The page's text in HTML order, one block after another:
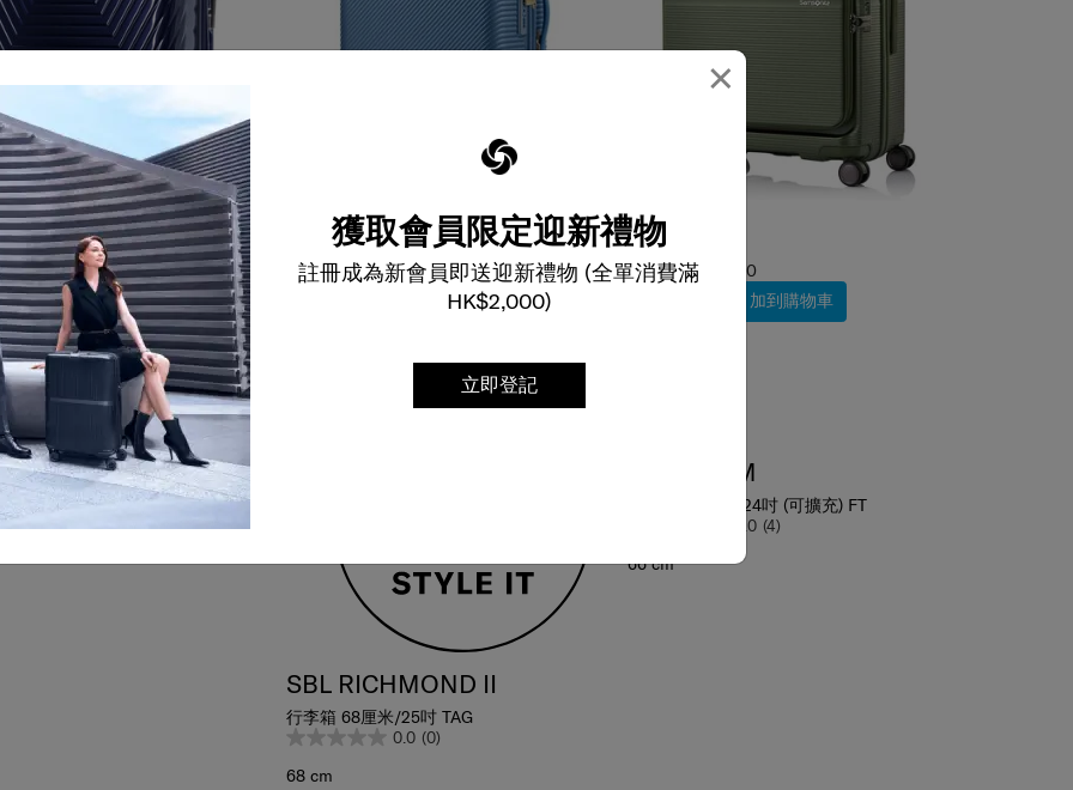
×
獲取會員限定迎新禮物
註冊成為新會員即送迎新禮物 (全單消費滿
HK$2,000)
立即登記
色
加到購物車
厘米/28吋 (可擴充)
4.5 (4)
選擇顏色
$5,650
加到購物車
SBL RICHMOND II
行李箱 68厘米/25吋 TAG
0.0 (0)
68 cm
選擇顏色
$3,700
$2,590
加到購物車
FLATFORM
行李箱 66厘米/24吋 (可擴充) FT
4.0 (4)
66 cm